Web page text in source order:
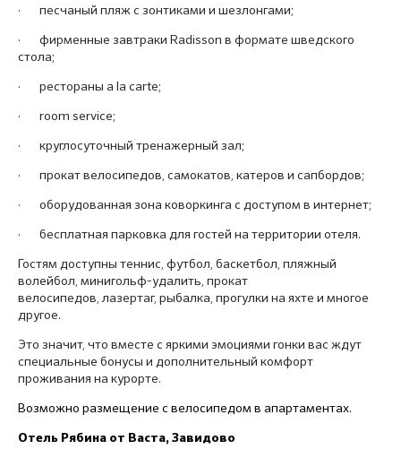
· песчаный пляж с зонтиками и шезлонгами;
· фирменные завтраки Radisson в формате шведского
стола;
· рестораны a la carte;
· room service;
· круглосуточный тренажерный зал;
· прокат велосипедов, самокатов, катеров и сапбордов;
· оборудованная зона коворкинга с доступом в интернет;
· бесплатная парковка для гостей на территории отеля.
Гостям доступны теннис, футбол, баскетбол, пляжный
волейбол, минигольф-удалить, прокат
велосипедов, лазертаг, рыбалка, прогулки на яхте и многое
другое.
Это значит, что вместе с яркими эмоциями гонки вас ждут
специальные бонусы и дополнительный комфорт
проживания на курорте.
Возможно размещение с велосипедом в апартаментах.
Отель Рябина от Васта, Завидово